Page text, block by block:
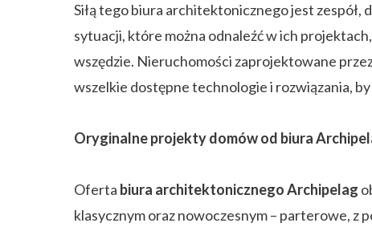
Siłą tego biura architektonicznego jest zespół,
sytuacji, które można odnaleźć w ich
wszędzie. Nieruchomości zaprojektowane
wszelkie dostępne technologie i rozwiązania,
Oryginalne projekty domów od biura
Oferta biura architektonicznego Archipelag
klasycznym oraz nowoczesnym – parterowe, z